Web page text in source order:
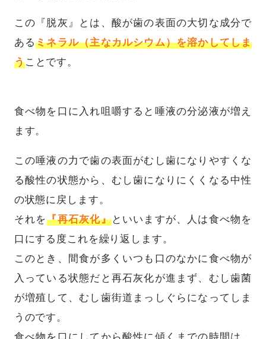
この『脱灰』とは、酸が歯の表面の大切な成分で
あるミネラル（主なカルシウム）を溶かしてしま
うことです。
食べ物を口に入れ咀嚼すると唾液の分泌液が増え
ます。
この唾液の力で歯の表面がむし歯になりやすくな
る酸性の状態から、むし歯になりにくくなる中性
の状態に戻します。
それを『再石灰化』といいますが、人は食べ物を
口にする度これを繰り返します。
このとき、間食が多くいつも口のなかに食べ物が
入っている状態だと再石灰化が進まず、むし歯菌
が増殖して、むし歯街道まっしぐらになってしま
うのです。
食べ物を口にしてから酸性に傾くまでの時間は、